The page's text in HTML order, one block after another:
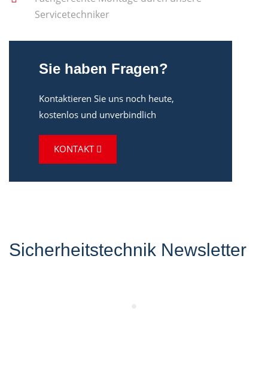
Servicetechniker
Sie haben Fragen?
Kontaktieren Sie uns noch heute,
kostenlos und unverbindlich
KONTAKT
Sicherheitstechnik Newsletter